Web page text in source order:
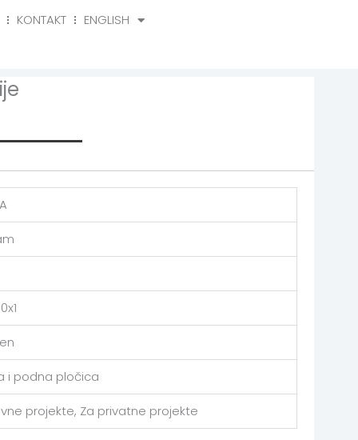
KONTAKT
ENGLISH
i podna pločica
projekte, Za privatne projekte